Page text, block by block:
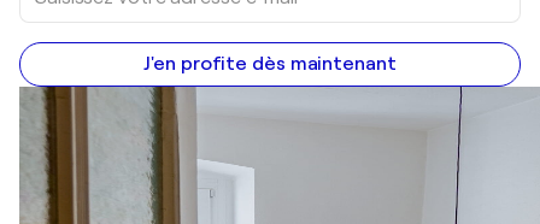
J'en profite dès maintenant